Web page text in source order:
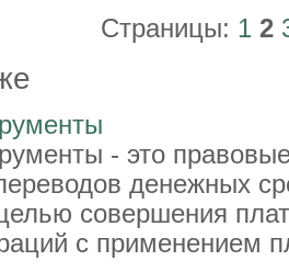
Страницы: 1 2
- это
денежных
совершения
с применением